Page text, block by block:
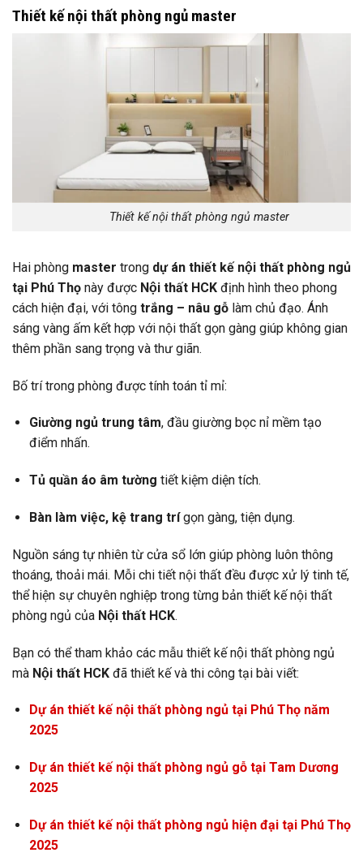
Thiết kế nội thất phòng ngủ master
Thiết kế nội thất phòng ngủ master
Hai phòng master trong dự án thiết kế nội thất phòng ngủ
tại Phú Thọ này được Nội thất HCK định hình theo phong
cách hiện đại, với tông trắng – nâu gỗ làm chủ đạo. Ánh
sáng vàng ấm kết hợp với nội thất gọn gàng giúp không gian
thêm phần sang trọng và thư giãn.
Bố trí trong phòng được tính toán tỉ mỉ:
Giường ngủ trung tâm, đầu giường bọc nỉ mềm tạo
điểm nhấn.
Tủ quần áo âm tường tiết kiệm diện tích.
Bàn làm việc, kệ trang trígọn gàng, tiện dụng.
Nguồn sáng tự nhiên từ cửa sổ lớn giúp phòng luôn thông
thoáng, thoải mái. Mỗi chi tiết nội thất đều được xử lý tinh tế,
thể hiện sự chuyên nghiệp trong từng bản thiết kế nội thất
phòng ngủ của Nội thất HCK.
Bạn có thể tham khảo các mẫu thiết kế nội thất phòng ngủ
mà Nội thất HCK đã thiết kế và thi công tại bài viết:
Dự án thiết kế nội thất phòng ngủ tại Phú Thọ năm
2025
Dự án thiết kế nội thất phòng ngủ gỗ tại Tam Dương
2025
Dự án thiết kế nội thất phòng ngủ hiện đại tại Phú Thọ
2025